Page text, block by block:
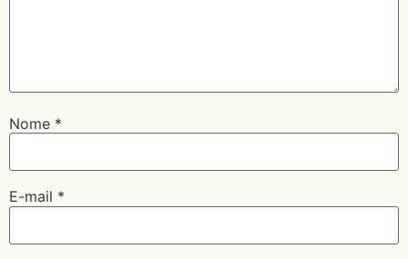
Nome *
E-mail *